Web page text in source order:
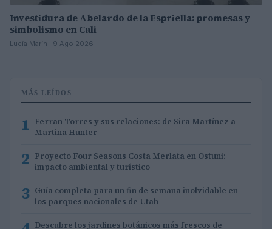
Investidura de Abelardo de la Espriella: promesas y
simbolismo en Cali
Lucía Marín · 9 Ago 2026
MÁS LEÍDOS
1 Ferran Torres y sus relaciones: de Sira Martínez a
Martina Hunter
2 Proyecto Four Seasons Costa Merlata en Ostuni:
impacto ambiental y turístico
3 Guía completa para un fin de semana inolvidable en
los parques nacionales de Utah
Descubre los jardines botánicos más frescos de